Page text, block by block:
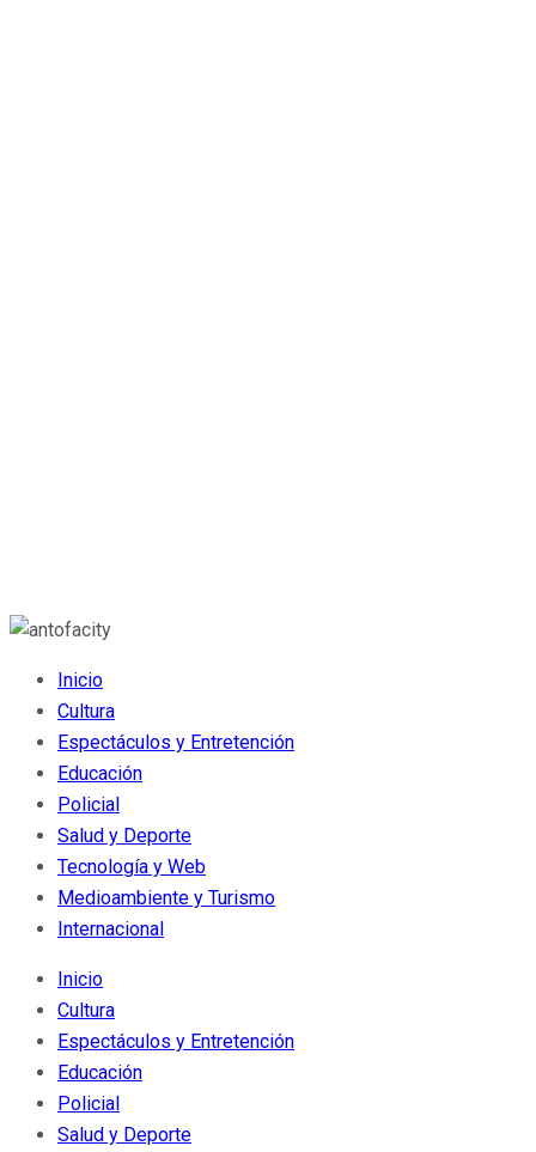
Inicio
Cultura
Espectáculos y Entretención
Educación
Policial
Salud y Deporte
Tecnología y Web
Medioambiente y Turismo
Internacional
Inicio
Cultura
Espectáculos y Entretención
Educación
Policial
Salud y Deporte